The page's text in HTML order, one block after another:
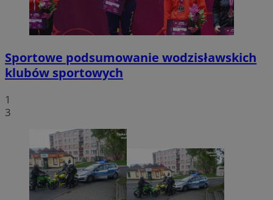
Sportowe podsumowanie wodzisławskich
klubów sportowych
1
3